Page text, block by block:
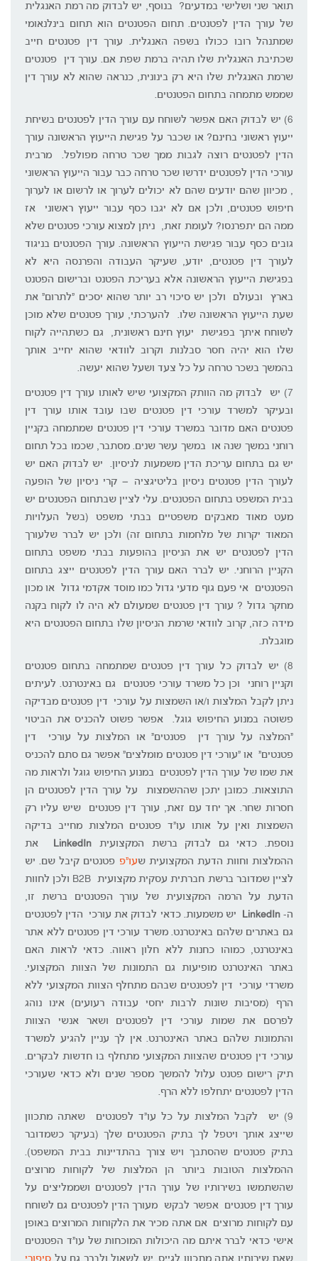
תואר שני ושלישי במדעים? בנוסף, יש לבדוק מה רמת האנגלית
של עורך הדין לפטנטים. תחום הפטנטים הוא תחום בינלנאומי
שמתנהל רובו ככולו בשפה האנגלית. עורך דין פטנטים חייב
שכתיבת האנגלית שלו תהיה ברמת שפת אם. עורך דין פטנטים
שרמת האנגלית שלו היא רק בינונית, כנראה שהוא לא עורך דין
שממש מתמחה בתחום הפטנטים.
6) יש לבדוק האם אפשר לשוחח עם עורך הדין לפטנטים בשיחת
ייעוץ ראשוני בחינם? או שכבר על פגישת הייעוץ הראשונה עורך
הדין לפטנטים רוצה לגבות ממך שכר טרחה מפולפל. מרבית
עורכי הדין לפטנטים ידרשו שכר טרחה כבר עבור הייעוץ הראשוני
, מכיוון שהם יודעים שהם לא יכולים לערוך או לרשום או לערוך
חיפוש פטנטים, ולכן אם לא יגבו כסף עבור ייעוץ ראשוני אז
ממה הם יתפרנסו? לעומת זאת, ניתן למצוא עורכי פטנטים שלא
גובים כסף עבור פגישת הייעוץ הראשונה. עורך הפטנטים בניגוד
לעורך דין פטנטים, יודע, שעיקר העבודה והפרנסה היא לא
בפגישת הייעוץ הראשונה אלא בעריכת הפטנט וברישום הפטנט
בארץ ובעולם ולכן יש סיכוי רב יותר שהוא יסכים "לתרום" את
שעת הייעוץ הראשונה שלו. להערכתי, עורך פטנטים שלא מוכן
לשוחח איתך בפגישת יעוץ חינם ראשונית, גם כשתהייה לקוח
שלו הוא יהיה חסר סבלנות וקרוב לוודאי שהוא יחייב אותך
בהמשך בשכר טרחה על כל צעד ושעל שהוא יעשה.
7) יש לבדוק מה הוותק המקצועי שיש לאותו עורך דין פטנטים
ובעיקר למשרד עורכי דין פטנטים שבו עובד אותו עורך דין
פטנטים האם מדובר במשרד עורכי דין פטנטים שמתמחה בקניין
רוחני במשך שנה או במשך עשר שנים. מסתבר, שכמו בכל תחום
יש גם בתחום עריכת הדין משמעות לניסיון. יש לבדוק האם יש
לעורך הדין פטנטים ניסיון בליטיגציה – קרי ניסיון של הופעה
בבית המשפט בתחום הפטנטים. עלי לציין שבתחום הפטנטים יש
מעט מאוד מאבקים משפטיים בבתי משפט (בשל העלויות
המאוד יקרות של מלחמות בתחום זה) ולכן יש לברר שלעורך
הדין לפטנטים יש את הניסיון בהופעות בבתי משפט בתחום
הקניין הרוחני. יש לברר האם עורך הדין לפטנטים ייצג בתחום
הפטנטים אי פעם גוף מדעי גדול כמו מוסד אקדמי גדול או מכון
מחקר גדול ? עורך דין פטנטים שמעולם לא היה לו לקוח בקנה
מידה כזה, קרוב לוודאי שרמת הניסיון שלו בתחום הפטנטים היא
מוגבלת.
8) יש לבדוק כל עורך דין פטנטים שמתמחה בתחום פטנטים
וקניין רוחני וכן כל משרד עורכי פטנטים גם באינטרנט. לעיתים
ניתן לקבל המלצות ו/או השמצות על עורכי דין פטנטים מבדיקה
פשוטה במנוע החיפוש גוגל. אפשר פשוט להכניס את הביטוי
"המלצה על עורך דין פטנטים" או המלצות על עורכי דין
פטנטים" או "עורכי דין פטנטים מומלצים" אפשר גם סתם להכניס
את שמו של עורך הדין לפטנטים במנוע החיפוש גוגל ולראות מה
התוצאות. כמובן יתכן שההשמצות על עורך הדין לפטנטים הן
חסרות שחר. אך יחד עם זאת, עורך דין פטנטים שיש עליו רק
השמצות ואין על אותו עו"ד פטנטים המלצות מחייב בדיקה
נוספת. כדאי גם לבדוק ברשת המקצועית LinkedIn את
ההמלצות וחוות הדעת המקצועית שעו"פ פטנטים קיבל שם. יש
לציין שמדובר ברשת חברתית עסקית מקצועית B2B ולכן לחוות
הדעת על הרמה המקצועית של עורך הפטנטים ברשת זו,
ה-LinkedIn יש משמעות. כדאי לבדוק את עורכי הדין לפטנטים
גם באתרים שלהם באינטרנט. משרד עורכי דין פטנטים ללא אתר
באינטרנט, כמוהו כחנות ללא חלון ראווה. כדאי לראות האם
באתר האינטרנט מופיעות גם התמונות של הצוות המקצועי.
משרדי עורכי דין לפטנטים שבהם מתחלף הצוות המקצועי ללא
הרף (מסיבות שונות לרבות יחסי עבודה רעועים) אינו נוהג
לפרסם את שמות עורכי דין לפטנטים ושאר אנשי הצוות
והתמונות שלהם באתר האינטרנט. אין לך עניין להגיע למשרד
עורכי דין פטנטים שהצוות המקצועי מתחלף בו חדשות לבקרים.
תיק רישום פטנט עלול להמשך מספר שנים ולא כדאי שעורכי
הדין לפטנטים יתחלפו ללא הרף.
9) יש לקבל המלצות על כל עו"ד לפטנטים שאתה מתכוון
שייצג אותך ויטפל לך בתיק הפטנטים שלך (בעיקר כשמדובר
בתיק פטנטים שהסתבך ויש צורך בהתדיינות בבית המשפט).
ההמלצות הטובות ביותר הן המלצות של לקוחות מרוצים
שהשתמשו בשירותיו של עורך הדין לפטנטים ושממליצים על
עורך דין פטנטים אפשר לבקש מעורך הדין לפטנטים גם לשוחח
עם לקוחות מרוצים אם אתה מכיר את הלקוחות המרוצים באופן
אישי כדאי לברר איתם מה היכולות המוכחות של עו"ד הפטנטים